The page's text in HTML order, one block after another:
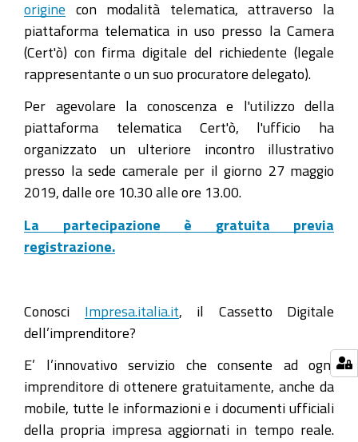
origine con modalità telematica, attraverso la
piattaforma telematica in uso presso la Camera
(Cert'ò) con firma digitale del richiedente (legale
rappresentante o un suo procuratore delegato).
Per agevolare la conoscenza e l'utilizzo della
piattaforma telematica Cert'ò, l'ufficio ha
organizzato un ulteriore incontro illustrativo
presso la sede camerale per il giorno 27 maggio
2019, dalle ore 10.30 alle ore 13.00.
La partecipazione è gratuita previa
registrazione.
Conosci Impresa.italia.it , il Cassetto Digitale
dell’imprenditore?
E’ l’innovativo servizio che consente ad ogni
imprenditore di ottenere gratuitamente, anche da
mobile, tutte le informazioni e i documenti ufficiali
della propria impresa aggiornati in tempo reale.